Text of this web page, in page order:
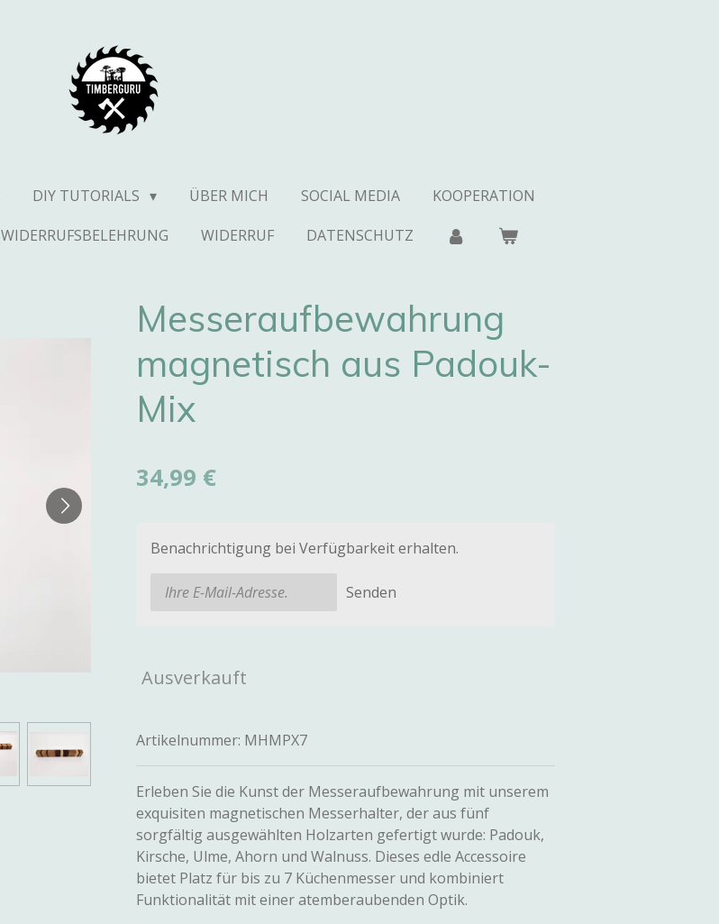
DIY TUTORIALS ÜBER MICH SOCIAL MEDIA
KOOPERATION
WIDERRUFSBELEHRUNG WIDERRUF DATENSCHUTZ
Messeraufbewahrung
magnetisch aus Padouk-
Mix
34,99 €
Benachrichtigung bei Verfügbarkeit erhalten.
Senden
Ausverkauft
Artikelnummer: MHMPX7
Erleben Sie die Kunst der Messeraufbewahrung mit unserem
exquisiten magnetischen Messerhalter, der aus fünf
sorgfältig ausgewählten Holzarten gefertigt wurde: Padouk,
Kirsche, Ulme, Ahorn und Walnuss. Dieses edle Accessoire
bietet Platz für bis zu 7 Küchenmesser und kombiniert
Funktionalität mit einer atemberaubenden Optik.